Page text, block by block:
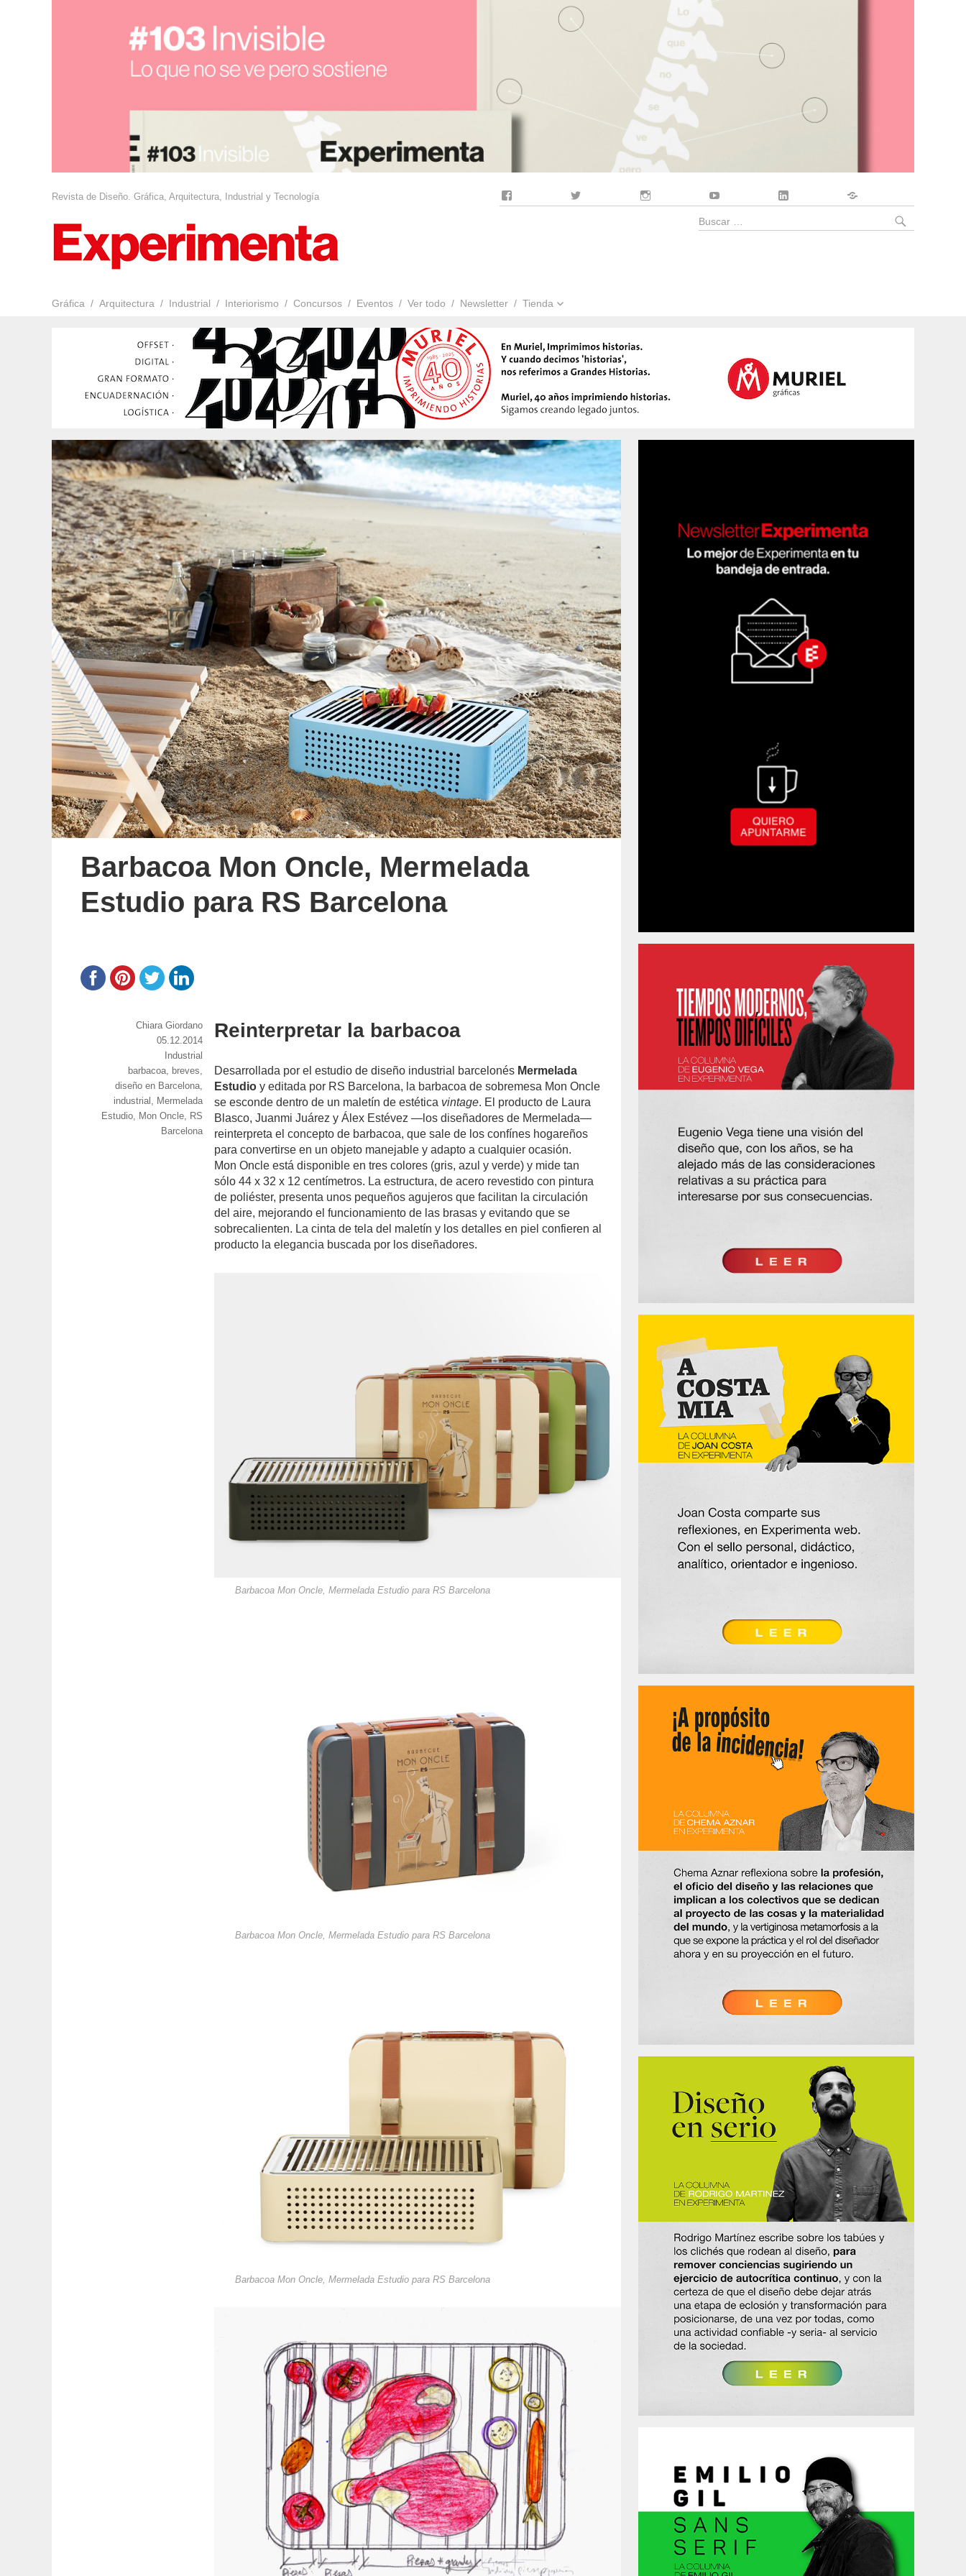
Revista de Diseño. Gráfica, Arquitectura, Industrial y Tecnología
Gráfica Arquitectura Industrial Interiorismo Concursos Eventos Ver todo Newsletter Tienda
Buscar
Barbacoa Mon Oncle, Mermelada
Estudio para RS Barcelona
Reinterpretar la barbacoa
Desarrollada por el estudio de diseño industrial barcelonés Mermelada
Estudio y editada por RS Barcelona, la barbacoa de sobremesa Mon Oncle
se esconde dentro de un maletín de estética vintage. El producto de Laura
Blasco, Juanmi Juárez y Álex Estévez —los diseñadores de Mermelada—
reinterpreta el concepto de barbacoa, que sale de los confínes hogareños
para convertirse en un objeto manejable y adapto a cualquier ocasión.
Mon Oncle está disponible en tres colores (gris, azul y verde) y mide tan
sólo 44 x 32 x 12 centímetros. La estructura, de acero revestido con pintura
de poliéster, presenta unos pequeños agujeros que facilitan la circulación
del aire, mejorando el funcionamiento de las brasas y evitando que se
sobrecalienten. La cinta de tela del maletín y los detalles en piel confieren al
producto la elegancia buscada por los diseñadores.
Barbacoa Mon Oncle, Mermelada Estudio para RS Barcelona
Barbacoa Mon Oncle, Mermelada Estudio para RS Barcelona
Barbacoa Mon Oncle, Mermelada Estudio para RS Barcelona
https://www.experimenta.es/author/chiara-
giordano/
Chiara Giordano
Publicado
05.12.2014
Categorías
Industrial
Etiquetas
barbacoa breves
diseño en Barcelona
industrial
Mermelada
Estudio
Mon Oncle
RS
Barcelona